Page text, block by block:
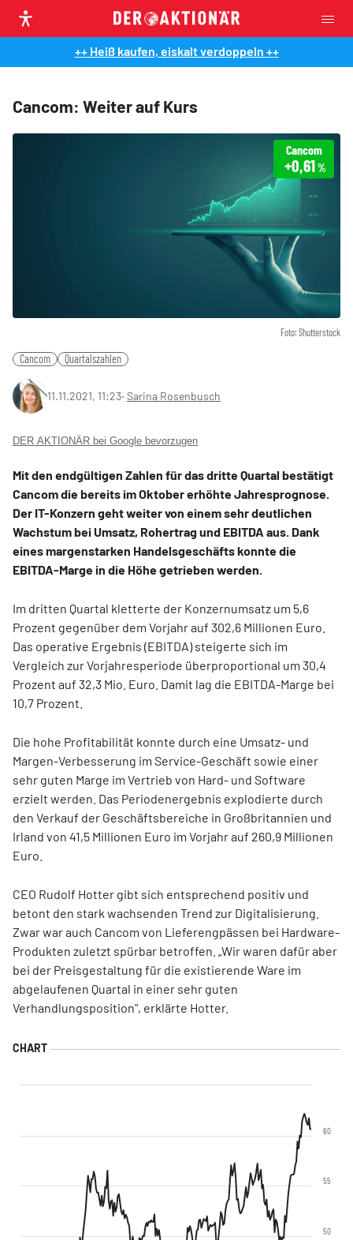
++ Heiß kaufen, eiskalt verdoppeln ++
Cancom: Weiter auf Kurs
Foto: Shutterstock
Cancom
+0,61%
Cancom Quartalszahlen
11.11.2021, 11:23‧ Sarina Rosenbusch
DER AKTIONÄR bei Google bevorzugen
Mit den endgültigen Zahlen für das dritte Quartal bestätigt
Cancom die bereits im Oktober erhöhte Jahresprognose.
Der IT-Konzern geht weiter von einem sehr deutlichen
Wachstum bei Umsatz, Rohertrag und EBITDA aus. Dank
eines margenstarken Handelsgeschäfts konnte die
EBITDA-Marge in die Höhe getrieben werden.
Im dritten Quartal kletterte der Konzernumsatz um 5,6
Prozent gegenüber dem Vorjahr auf 302,6 Millionen Euro.
Das operative Ergebnis (EBITDA) steigerte sich im
Vergleich zur Vorjahresperiode überproportional um 30,4
Prozent auf 32,3 Mio. Euro. Damit lag die EBITDA-Marge bei
10,7 Prozent.
Die hohe Profitabilität konnte durch eine Umsatz- und
Margen-Verbesserung im Service-Geschäft sowie einer
sehr guten Marge im Vertrieb von Hard- und Software
erzielt werden. Das Periodenergebnis explodierte durch
den Verkauf der Geschäftsbereiche in Großbritannien und
Irland von 41,5 Millionen Euro im Vorjahr auf 260,9 Millionen
Euro.
CEO Rudolf Hotter gibt sich entsprechend positiv und
betont den stark wachsenden Trend zur Digitalisierung.
Zwar war auch Cancom von Lieferengpässen bei Hardware-
Produkten zuletzt spürbar betroffen. „Wir waren dafür aber
bei der Preisgestaltung für die existierende Ware im
abgelaufenen Quartal in einer sehr guten
Verhandlungsposition", erklärte Hotter.
50
55
60